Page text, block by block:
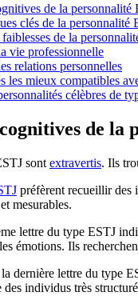
de la personnalité
clés de la personnalité
de la
vie professionnelle
relations personnelles
les mieux compatibles
célèbres de
de la
sont extravertis. Ils
préfèrent recueillir des
mesurables.
lettre du type ESTJ
émotions. Ils
dernière lettre du type
individus très